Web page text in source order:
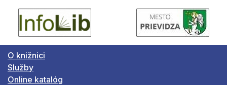
O knižnici
Služby
Online katalóg